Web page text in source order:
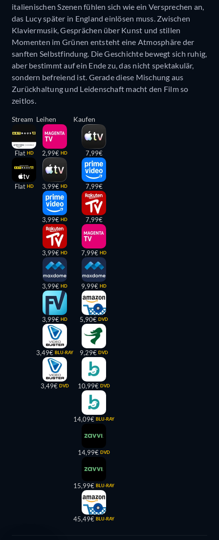
italienischen Szenen fühlen sich wie ein Versprechen an,
das Lucy später in England einlösen muss. Zwischen
Klaviermusik, Gesprächen über Kunst und stillen
Momenten im Grünen entsteht eine Atmosphäre der
sanften Selbstfindung. Die Geschichte bewegt sich ruhig,
aber bestimmt auf ein Ende zu, das nicht spektakulär,
sondern befreiend ist. Gerade diese Mischung aus
Zurückhaltung und Leidenschaft macht den Film so
zeitlos.
Stream
Flat HD
Flat HD
Leihen
2,99€ HD
3,99€ HD
3,99€ HD
3,99€ HD
3,99€ HD
3,99€ HD
3,49€ BLU-RAY
3,49€ DVD
Kaufen
7,99€
7,99€
7,99€
7,99€ HD
9,99€ HD
5,90€ DVD
9,29€ DVD
10,99€ DVD
14,09€ BLU-RAY
14,99€ DVD
15,99€ BLU-RAY
45,49€ BLU-RAY